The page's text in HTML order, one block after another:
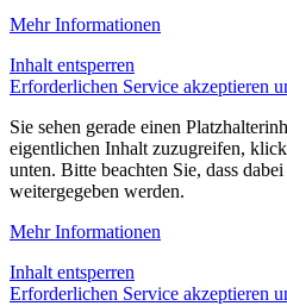
Mehr Informationen
Inhalt entsperren
Erforderlichen Service akzeptieren
Sie sehen gerade einen
eigentlichen Inhalt zuzugreifen,
unten. Bitte beachten Sie, dass
weitergegeben werden.
Mehr Informationen
Inhalt entsperren
Erforderlichen Service akzeptieren